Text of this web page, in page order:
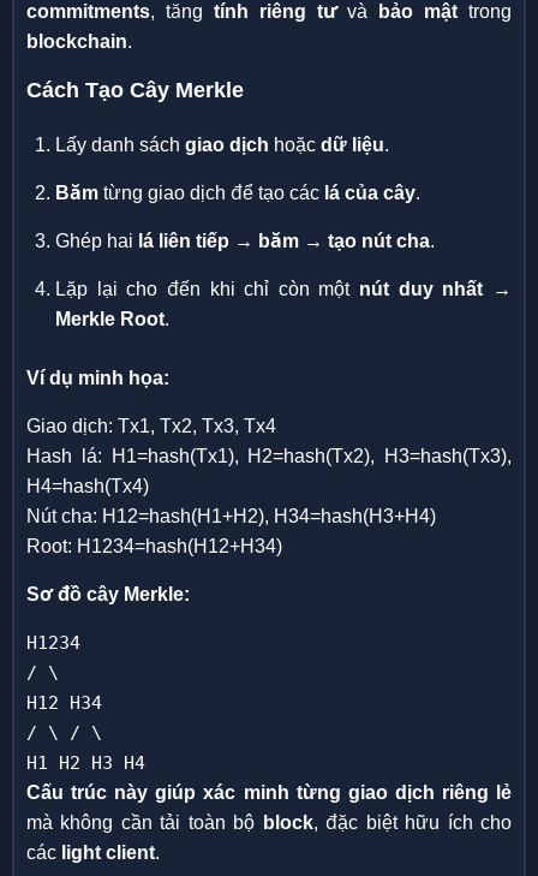
commitments, tăng tính riêng tưvà bảo mật trong
blockchain.
Cách Tạo Cây Merkle
Lấy danh sách giao dịch hoặc dữ liệu.
Băm từng giao dịch để tạo các lá của cây.
Ghép hai lá liên tiếp → băm → tạo nút cha.
Lặp lại cho đến khi chỉ còn một nút duy nhất →
Merkle Root.
Ví dụ minh họa:
Giao dịch: Tx1, Tx2, Tx3, Tx4
Hash lá: H1=hash(Tx1), H2=hash(Tx2), H3=hash(Tx3),
H4=hash(Tx4)
Nút cha: H12=hash(H1+H2), H34=hash(H3+H4)
Root: H1234=hash(H12+H34)
Sơ đồ cây Merkle:
H1234
/ \
H12 H34
/ \ / \
H1
H2 H3 H4
Cấu trúc này giúp xác minh từng giao dịch riêng lẻ
mà không cần tải toàn bộ block, đặc biệt hữu ích cho
các light client.